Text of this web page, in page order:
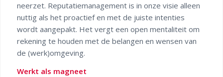
neerzet. Reputatiemanagement is in onze visie alleen
nuttig als het proactief en met de juiste intenties
wordt aangepakt. Het vergt een open mentaliteit om
rekening te houden met de belangen en wensen van
de (werk)omgeving.
Werkt als magneet